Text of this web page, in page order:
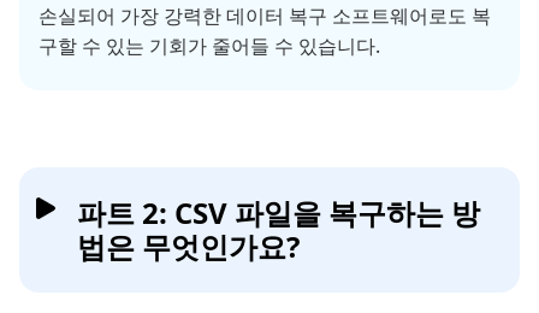
손실되어 가장 강력한 데이터 복구 소프트웨어로도 복
구할 수 있는 기회가 줄어들 수 있습니다.
파트 2: CSV 파일을 복구하는 방
법은 무엇인가요?